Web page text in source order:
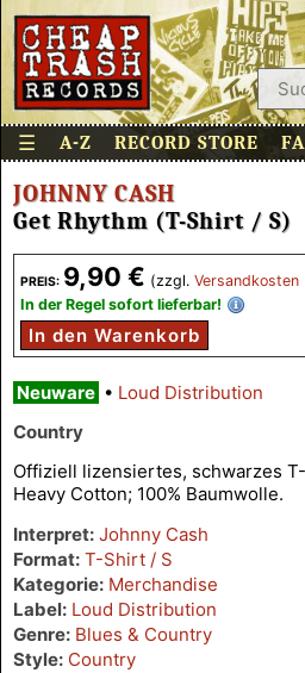
☰ A-Z RECORD STORE
PREIS: 9,90 € (zzgl. Versandkosten
In der Regel sofort lieferbar!
In den Warenkorb
JOHNNY CASH
Get Rhythm (T-Shirt / S)
Neuware • Loud Distribution
Country
Offiziell lizensiertes, schwarzes
Heavy Cotton; 100% Baumwolle.
Interpret: Johnny Cash
Format: T-Shirt / S
Kategorie: Merchandise
Label: Loud Distribution
Genre: Blues & Country
Style: Country